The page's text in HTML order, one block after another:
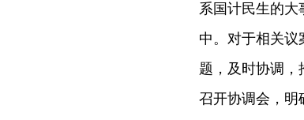
系国计民生的大
中。对于相关议
题，及时协调，
召开协调会，明